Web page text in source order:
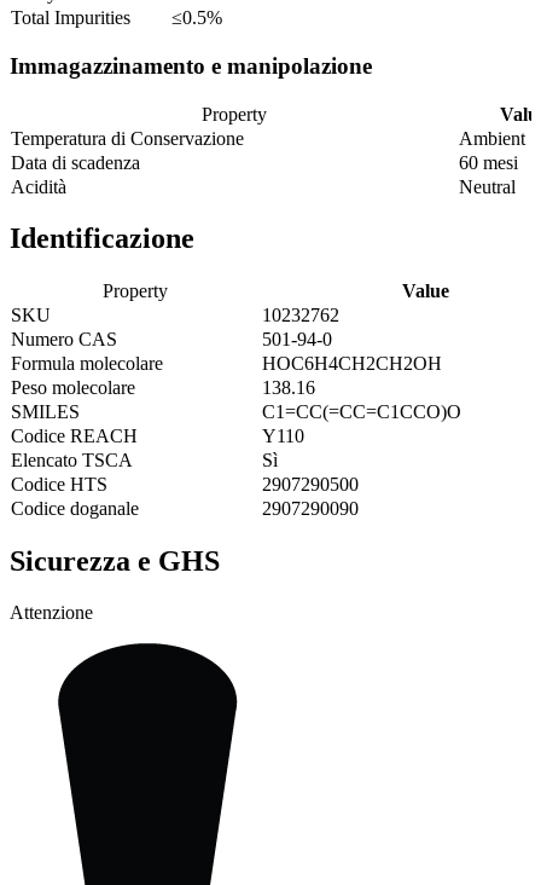
Total Impurities
≤0.5%
Immagazzinamento e manipolazione
Property
Temperatura di Conservazione
Ambient
Data di scadenza
60 mesi
Acidità
Neutral
Identificazione
Property
Value
SKU
10232762
Numero CAS
501-94-0
Formula molecolare
HOC6H4CH2CH2OH
Peso molecolare
138.16
SMILES
C1=CC(=CC=C1CCO)O
Codice REACH
Y110
Elencato TSCA
Sì
Codice HTS
2907290500
Codice doganale
2907290090
Sicurezza e GHS
Attenzione